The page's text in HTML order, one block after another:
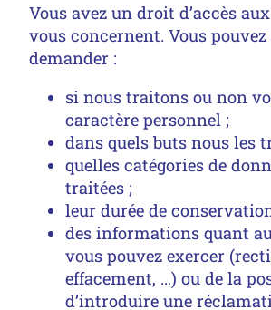
Vous avez un droit d’accès
vous concernent. Vous
demander :
si nous traitons ou non
caractère personnel ;
dans quels buts nous les
quelles catégories de
traitées ;
leur durée de
des informations quant
vous pouvez exercer
effacement, …) ou de la
d’introduire une